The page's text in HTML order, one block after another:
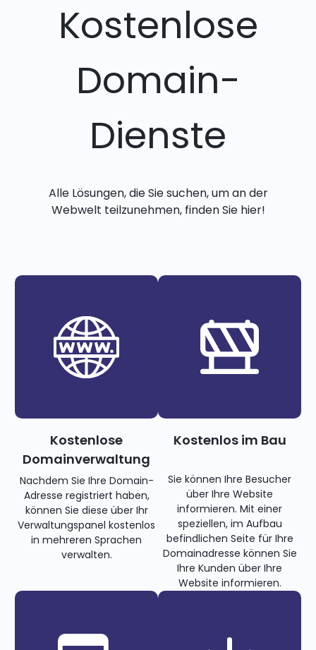
Kostenlose
Domain-
Dienste
Alle Lösungen, die Sie suchen, um an der
Webwelt teilzunehmen, finden Sie hier!
Kostenlose
Domainverwaltung
Nachdem Sie Ihre Domain-
Adresse registriert haben,
können Sie diese über Ihr
Verwaltungspanel kostenlos
in mehreren Sprachen
verwalten.
Kostenlos im Bau
Sie können Ihre Besucher
über Ihre Website
informieren. Mit einer
speziellen, im Aufbau
befindlichen Seite für Ihre
Domainadresse können Sie
Ihre Kunden über Ihre
Website informieren.